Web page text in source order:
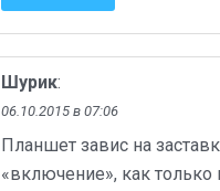
Шурик:
06.10.2015 в 07:06
Планшет завис на
«включение», как